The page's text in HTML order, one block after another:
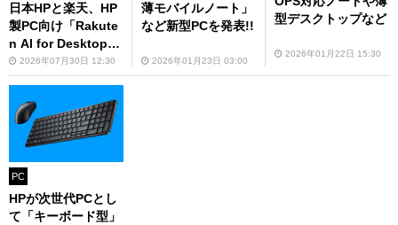
日本HPと楽天、HP
製PC向け「Rakute
n AI for Desktop」
提供開始
2026年07月30日 12:30
薄モバイルノート」
など新型PCを発表!!
2026年01月23日 03:00
型デスクトップなど
2026年01月22日 15:30
PC
HPが次世代PCとし
て「キーボード型」